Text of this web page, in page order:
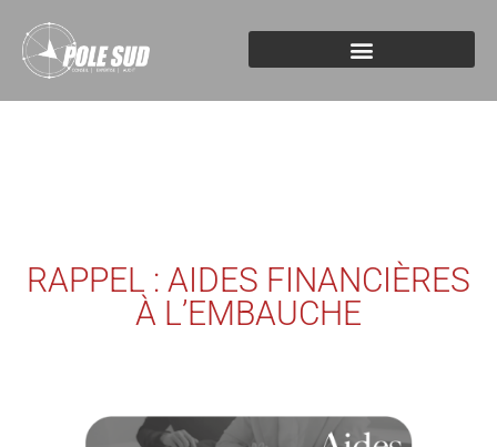
RAPPEL : AIDES FINANCIÈRES
À L’EMBAUCHE